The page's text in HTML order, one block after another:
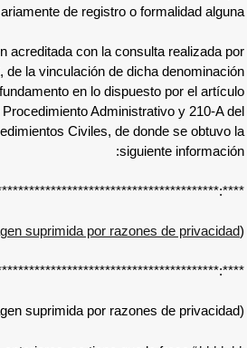
requiera necesariamente de
dicha aseveración acreditada con
juzgadora vía internet, de la vinculación
alguno, con fundamento en lo
de la Ley Federal de Procedimiento
Federal de Procedimientos
Imagen suprimida por
Imagen suprimida por